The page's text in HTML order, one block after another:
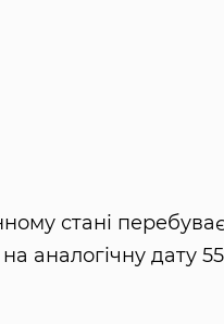
стані
аналогічну дату